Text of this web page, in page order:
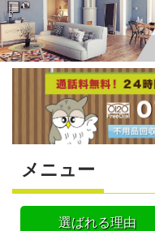
メニュー
選ばれる理由